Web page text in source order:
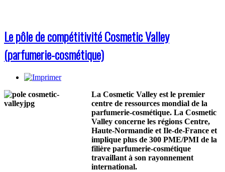
Le pôle de compétitivité Cosmetic Valley
(parfumerie-cosmétique)
La Cosmetic Valley est le premier
centre de ressources mondial de la
parfumerie-cosmétique. La Cosmetic
Valley concerne les régions Centre,
Haute-Normandie et Ile-de-France et
implique plus de 300 PME/PMI de la
filière parfumerie-cosmétique
travaillant à son rayonnement
international.